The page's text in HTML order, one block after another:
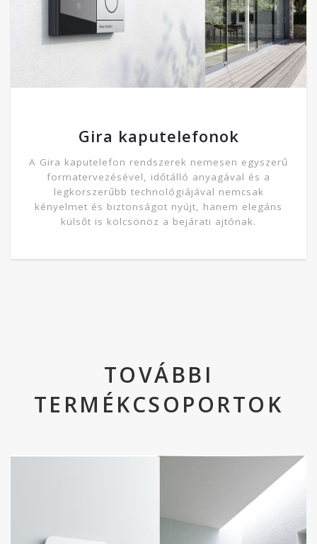
Gira kaputelefonok
A Gira kaputelefon rendszerek nemesen egyszerű
formatervezésével, időtálló anyagával és a
legkorszerűbb technológiájával nemcsak
kényelmet és biztonságot nyújt, hanem elegáns
külsőt is kölcsönöz a bejárati ajtónak.
TOVÁBBI
TERMÉKCSOPORTOK